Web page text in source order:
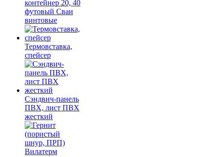
контейнер 20, 40
футовый Сваи
винтовые
Термовставка,
спейсер
Сэндвич-панель
ПВХ, лист ПВХ
жесткий